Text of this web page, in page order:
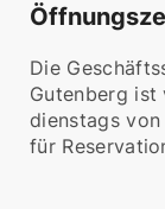
Die
Gutenberg ist
dienstags von
für